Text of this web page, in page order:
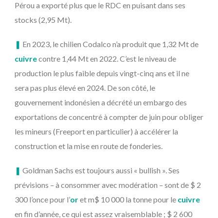
Pérou a exporté plus que le RDC en puisant dans ses
stocks (2,95 Mt).
❚ En 2023, le chilien Codalco n’a produit que 1,32 Mt de
cuivrecontre 1,44 Mt en 2022. C’est le niveau de
production le plus faible depuis vingt-cinq ans et il ne
sera pas plus élevé en 2024. De son côté, le
gouvernement indonésien a décrété un embargo des
exportations de concentré à compter de juin pour obliger
les mineurs (Freeport en particulier) à accélérer la
construction et la mise en route de fonderies.
❚ Goldman Sachs est toujours aussi « bullish ». Ses
prévisions – à consommer avec modération – sont de $ 2
300 l’once pour l’oret m$ 10 000 la tonne pour le cuivre
en fin d’année, ce qui est assez vraisemblable ; $ 2 600